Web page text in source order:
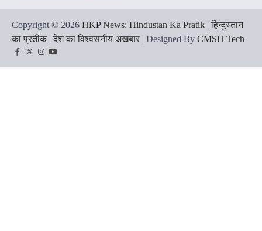
Copyright © 2026 HKP News: Hindustan Ka Pratik | हिन्दुस्तान
का प्रतीक | देश का विश्वसनीय अखबार | Designed By CMSH Tech
Facebook
TwitterInstagram
YouTube